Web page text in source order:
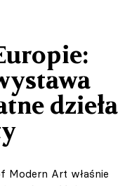
dzieła
Modern Art właśnie